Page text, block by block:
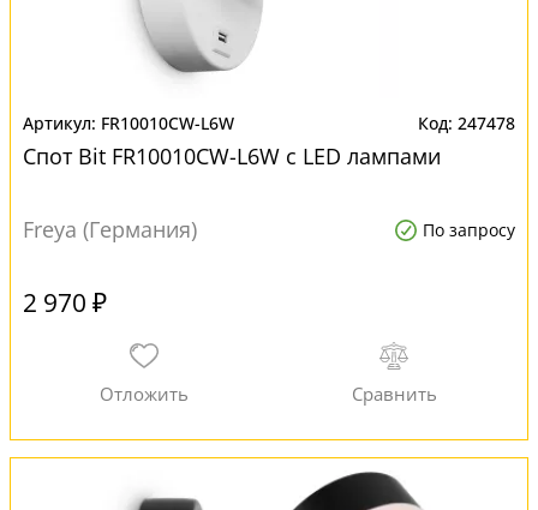
FR10010CW-L6W 247478
Спот Bit FR10010CW-L6W с LED лампами
Freya (Германия) По запросу
2 970 ₽